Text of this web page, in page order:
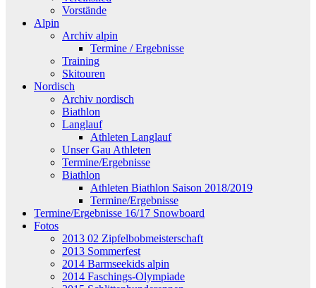
Vorstände
Alpin
Archiv alpin
Termine / Ergebnisse
Training
Skitouren
Nordisch
Archiv nordisch
Biathlon
Langlauf
Athleten Langlauf
Unser Gau Athleten
Termine/Ergebnisse
Biathlon
Athleten Biathlon Saison 2018/2019
Termine/Ergebnisse
Termine/Ergebnisse 16/17 Snowboard
Fotos
2013 02 Zipfelbobmeisterschaft
2013 Sommerfest
2014 Barmseekids alpin
2014 Faschings-Olympiade